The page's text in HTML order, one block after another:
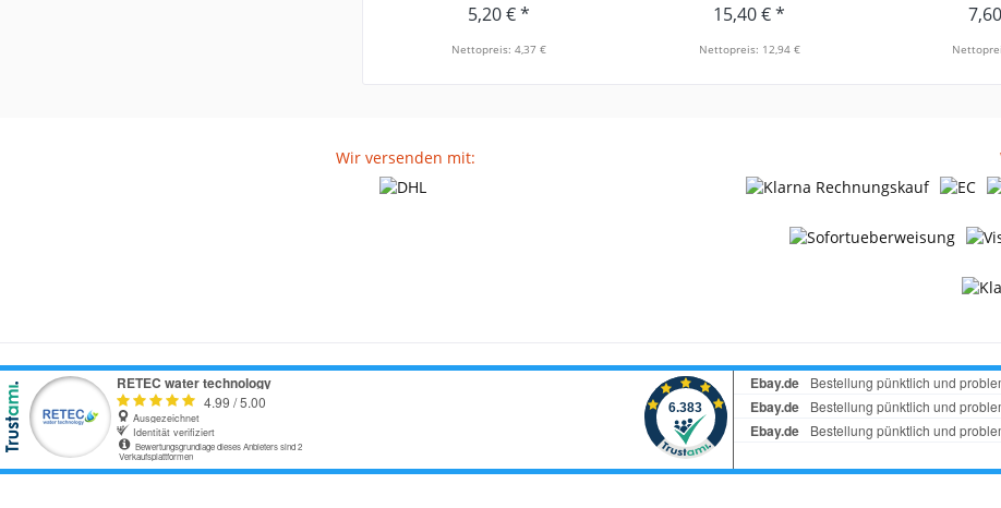
5,20 € *
Nettopreis: 4,37 €
15,40 € *
Nettopreis: 12,94 €
Wir versenden mit: